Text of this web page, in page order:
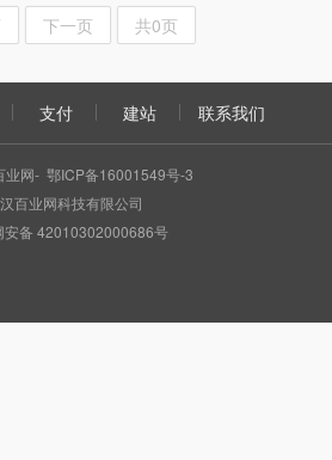
下一页 共0页
支付 建站 联系我们
业网- 鄂ICP备16001549号-3
百业网科技有限公司
安备 42010302000686号